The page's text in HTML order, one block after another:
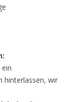
ein
hinterlassen, wir